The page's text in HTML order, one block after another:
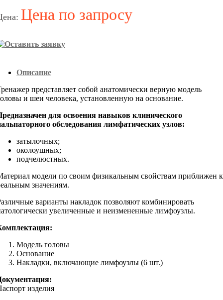
Цена по запросу
Описание
представляет собой анатомически верную модель
и шеи человека, установленную на основание.
для освоения навыков клинического
обследования лимфатических узлов:
затылочных;
околоушных;
подчелюстных.
модели по своим физикальным свойствам приближен к
значениям.
варианты накладок позволяют комбинировать
увеличенные и неизмененные лимфоузлы.
Модель головы
Основание
Накладки, включающие лимфоузлы (6 шт.)
изделия